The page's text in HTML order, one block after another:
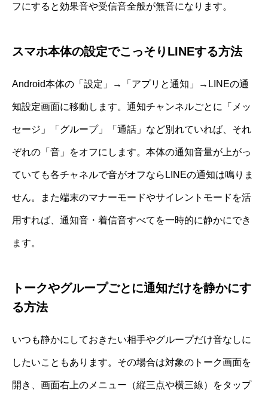
フにすると効果音や受信音全般が無音になります。
スマホ本体の設定でこっそりLINEする方法
Android本体の「設定」→「アプリと通知」→LINEの通
知設定画面に移動します。通知チャンネルごとに「メッ
セージ」「グループ」「通話」など別れていれば、それ
ぞれの「音」をオフにします。本体の通知音量が上がっ
ていても各チャネルで音がオフならLINEの通知は鳴りま
せん。また端末のマナーモードやサイレントモードを活
用すれば、通知音・着信音すべてを一時的に静かにでき
ます。
トークやグループごとに通知だけを静かにす
る方法
いつも静かにしておきたい相手やグループだけ音なしに
したいこともあります。その場合は対象のトーク画面を
開き、画面右上のメニュー（縦三点や横三線）をタップ